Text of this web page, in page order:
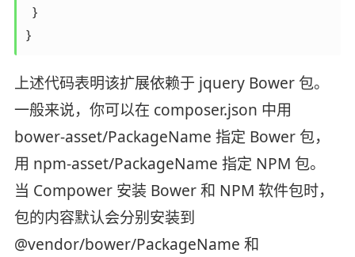
  }
}
上述代码表明该扩展依赖于 jquery Bower 包。
一般来说，你可以在 composer.json 中用
bower-asset/PackageName 指定 Bower 包，
用 npm-asset/PackageName 指定 NPM 包。
当 Compower 安装 Bower 和 NPM 软件包时，
包的内容默认会分别安装到
@vendor/bower/PackageName 和